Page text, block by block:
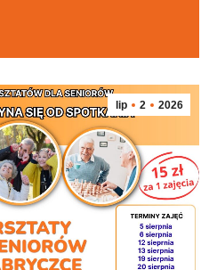
lip 2 2026